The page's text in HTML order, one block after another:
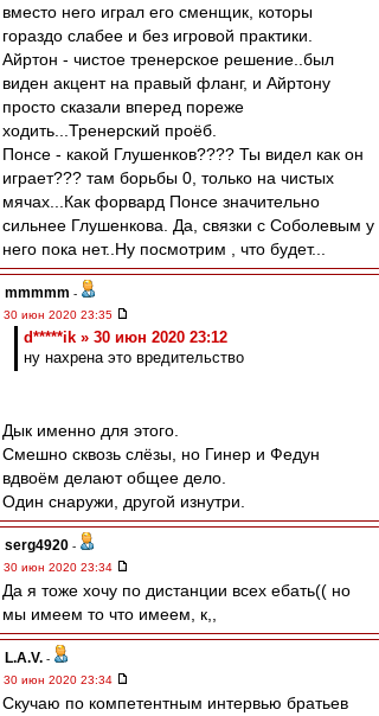
вместо него играл его сменщик, которы
гораздо слабее и без игровой практики.
Айртон - чистое тренерское решение..был
виден акцент на правый фланг, и Айртону
просто сказали вперед пореже
ходить...Тренерский проёб.
Понсе - какой Глушенков???? Ты видел как он
играет??? там борьбы 0, только на чистых
мячах...Как форвард Понсе значительно
сильнее Глушенкова. Да, связки с Соболевым у
него пока нет..Ну посмотрим , что будет...
mmmmm -
30 июн 2020 23:35
d*****ik » 30 июн 2020 23:12
ну нахрена это вредительство
Дык именно для этого.
Смешно сквозь слёзы, но Гинер и Федун
вдвоём делают общее дело.
Один снаружи, другой изнутри.
serg4920 -
30 июн 2020 23:34
Да я тоже хочу по дистанции всех ебать(( но
мы имеем то что имеем, к,,
L.А.V. -
30 июн 2020 23:34
Скучаю по компетентным интервью братьев